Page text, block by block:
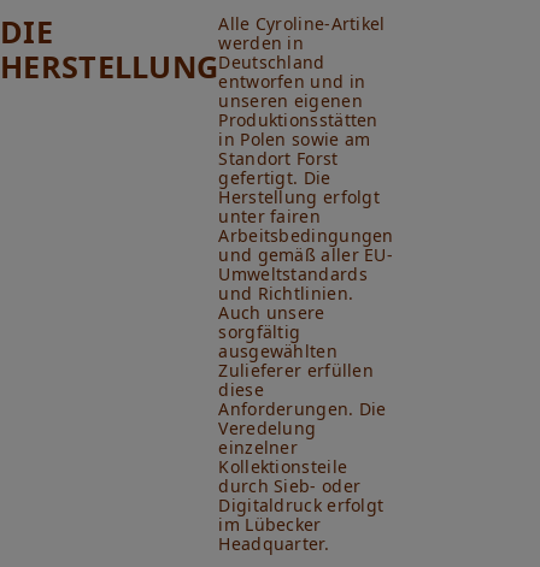
DIE
HERSTELLUNG
Alle Cyroline-Artikel
werden in
Deutschland
entworfen und in
unseren eigenen
Produktionsstätten
in Polen sowie am
Standort Forst
gefertigt. Die
Herstellung erfolgt
unter fairen
Arbeitsbedingungen
und gemäß aller EU-
Umweltstandards
und Richtlinien.
Auch unsere
sorgfältig
ausgewählten
Zulieferer erfüllen
diese
Anforderungen. Die
Veredelung
einzelner
Kollektionsteile
durch Sieb- oder
Digitaldruck erfolgt
im Lübecker
Headquarter.